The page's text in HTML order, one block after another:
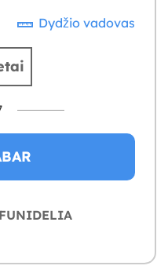
Dydžio vadovas